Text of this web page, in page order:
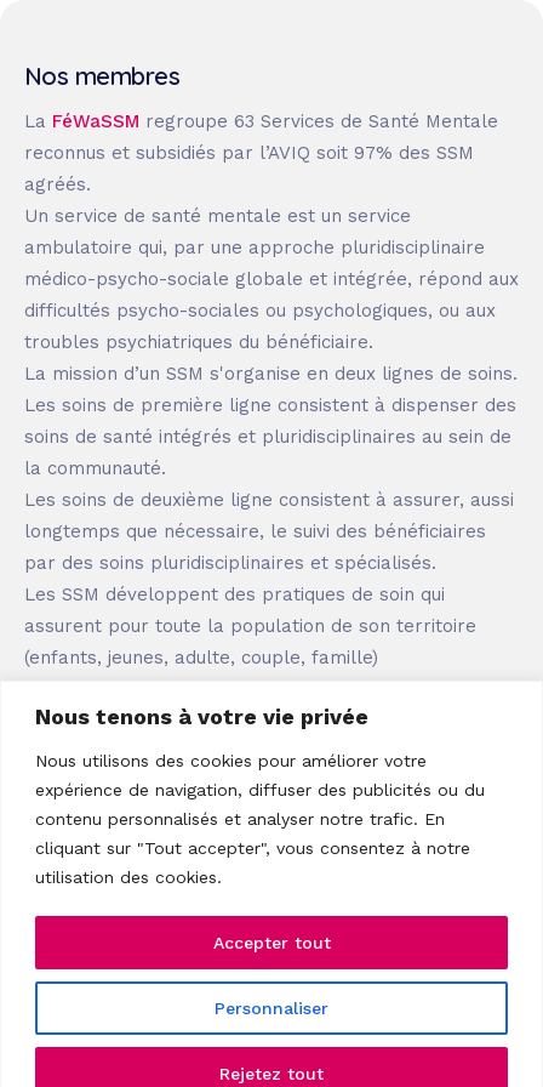
Nous tenons à votre vie privée
Nous utilisons des cookies pour améliorer votre
expérience de navigation, diffuser des publicités ou du
contenu personnalisés et analyser notre trafic. En
cliquant sur "Tout accepter", vous consentez à notre
utilisation des cookies.
Personnaliser
Rejetez tout
Accepter tout
Nos membres
La FéWaSSM regroupe 63 Services de Santé Mentale
reconnus et subsidiés par l’AVIQ soit 97% des SSM
agréés.
Un service de santé mentale est un service
ambulatoire qui, par une approche pluridisciplinaire
médico-psycho-sociale globale et intégrée, répond aux
difficultés psycho-sociales ou psychologiques, ou aux
troubles psychiatriques du bénéficiaire.
La mission d’un SSM s'organise en deux lignes de soins.
Les soins de première ligne consistent à dispenser des
soins de santé intégrés et pluridisciplinaires au sein de
la communauté.
Les soins de deuxième ligne consistent à assurer, aussi
longtemps que nécessaire, le suivi des bénéficiaires
par des soins pluridisciplinaires et spécialisés.
Les SSM développent des pratiques de soin qui
assurent pour toute la population de son territoire
(enfants, jeunes, adulte, couple, famille)
Une pluralité de réponses selon les spécificités et
besoins du territoire (accueil, analyse et orientation,
soins psychologiques, aide sociale, club thérapeutique,
initiatives spécifiques, ... )
Une approche pluridisciplinaire (travail en équipe
articulé autour de différents métiers)
à la situation financière du bénéficiaire
Une approche concertée et intégrée dans un réseau
depuis plus de 50 ans.
Voir la carte des membres